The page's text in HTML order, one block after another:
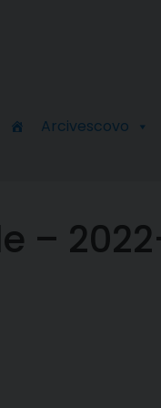
Arcivescovo
–